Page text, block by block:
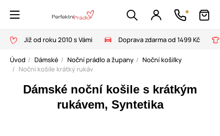
Již od roku 2010 s Vámi Doprava zdarma od 1499 Kč
Úvod Dámské Noční prádlo a župany
Noční košilky
Noční košile krátký rukáv
Dámské noční košile s krátkým
rukávem, Syntetika